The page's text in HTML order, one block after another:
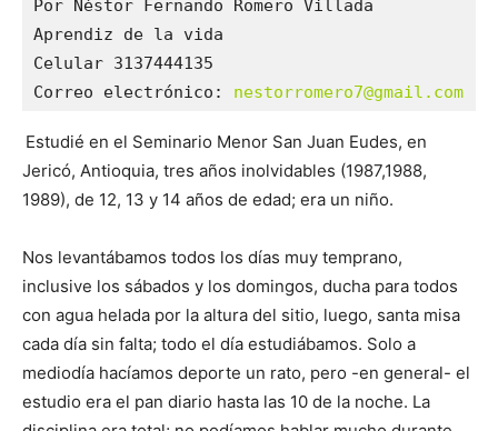
Por Néstor Fernando Romero Villada
Aprendiz de la vida
Celular 3137444135
Correo electrónico: nestorromero7@gmail.com
Estudié en el Seminario Menor San Juan Eudes, en
Jericó, Antioquia, tres años inolvidables (1987,1988,
1989), de 12, 13 y 14 años de edad; era un niño.
Nos levantábamos todos los días muy temprano,
inclusive los sábados y los domingos, ducha para todos
con agua helada por la altura del sitio, luego, santa misa
cada día sin falta; todo el día estudiábamos. Solo a
mediodía hacíamos deporte un rato, pero -en general- el
estudio era el pan diario hasta las 10 de la noche. La